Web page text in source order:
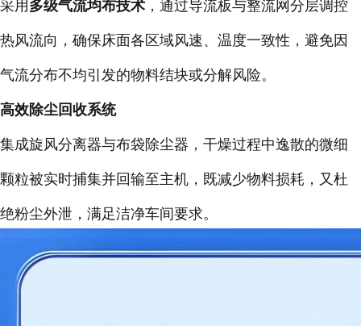
采用 多级气流均布技术 ，通过导流板与整流网分层调控
热风流向，确保床面各区域风速、温度一致性，避免因
气流分布不均引发的物料结块或分解风险。
高效除尘回收系统
集成旋风分离器与布袋除尘器，干燥过程中逸散的微细
颗粒被实时捕集并回输至主机，既减少物料损耗，又杜
绝粉尘外泄，满足洁净车间要求。